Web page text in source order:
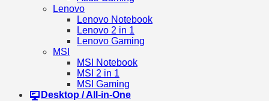
Lenovo
Lenovo Notebook
Lenovo 2 in 1
Lenovo Gaming
MSI
MSI Notebook
MSI 2 in 1
MSI Gaming
Desktop / All-in-One